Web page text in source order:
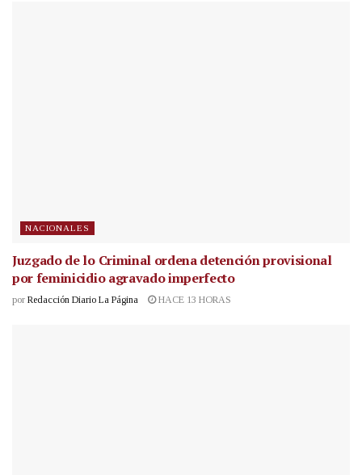
NACIONALES
Juzgado de lo Criminal ordena detención provisional
por feminicidio agravado imperfecto
por Redacción Diario La Página HACE 13 HORAS